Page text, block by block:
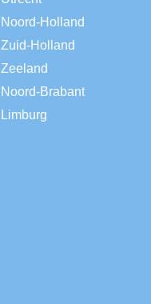
Noord-Holland
Zuid-Holland
Zeeland
Noord-Brabant
Limburg